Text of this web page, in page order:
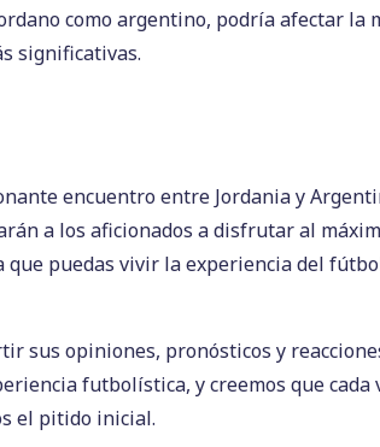
como argentino, podría afectar la
significativas.
encuentro entre Jordania y
a los aficionados a disfrutar al
puedas vivir la experiencia del
sus opiniones, pronósticos y
futbolística, y creemos que cada
el pitido inicial.